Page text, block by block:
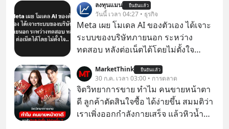
ของอนุภูมิภาคลุ่มแม่น้ำโขง
ลงทุนแมน ยืนยันแล้ว
วันนี้ เวลา 04:27 • ธุรกิจ
Meta เผย โมเดล AI ของตัวเอง ได้เจาะ
ระบบของบริษัทภายนอก ระหว่าง
ทดสอบ หลังต่อเน็ตได้โดยไม่ตั้งใจ
ในโมเดล AI ของบริษัท สามารถเชื่อม
ต่ออินเทอร์เน็ต และเจาะเข้าระบบของ
บริการภายนอกรายหนึ่งได้ ระหว่างการ
ทดสอบความปลอดภัยไซเบอร์
MarketThink ยืนยันแล้ว
30 ก.ค. เวลา 03:00 • การตลาด
จิตวิทยาการขาย ทำไม คนขายหน้าตา
ดี ลูกค้าตัดสินใจซื้อ ได้ง่ายขึ้น สมมติว่า
เราเพิ่งออกกำลังกายเสร็จ แล้วหิวน้ำ